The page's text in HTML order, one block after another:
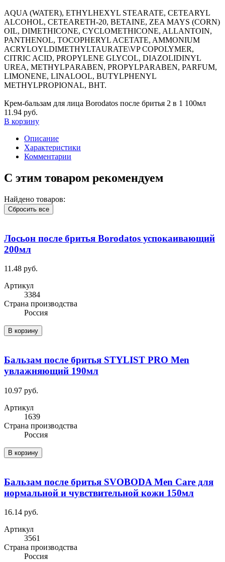
AQUA (WATER), ETHYLHEXYL STEARATE, CETEARYL
ALCOHOL, CETEARETH-20, BETAINE, ZEA MAYS (CORN)
OIL, DIMETHICONE, CYCLOMETHICONE, ALLANTOIN,
PANTHENOL, TOCOPHERYL ACETATE, AMMONIUM
ACRYLOYLDIMETHYLTAURATE\VP COPOLYMER,
CITRIC ACID, PROPYLENE GLYCOL, DIAZOLIDINYL
UREA, METHYLРARABEN, PROPYLРARABEN, PARFUM,
LIMONENE, LINALOOL, BUTYLPHENYL
METHYLPROPIONAL, BHT.
Крем-бальзам для лица Borodatos после бритья 2 в 1 100мл
11.94 руб.
В корзину
Описание
Характеристики
Комментарии
С этим товаром рекомендуем
Найдено товаров:
Сбросить все
Лосьон после бритья Borodatos успокаивающий
200мл
11.48 руб.
Артикул
3384
Cтрана производства
Россия
В корзину
Бальзам после бритья STYLIST PRO Men
увлажняющий 190мл
10.97 руб.
Артикул
1639
Cтрана производства
Россия
В корзину
Бальзам после бритья SVOBODA Men Care для
нормальной и чувствительной кожи 150мл
16.14 руб.
Артикул
3561
Cтрана производства
Россия